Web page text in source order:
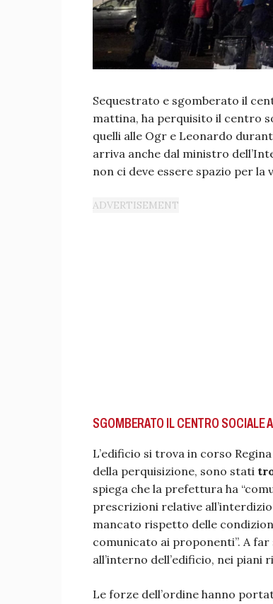
Sequestrato e sgomberato il
mattina, ha perquisito il centro
quelli alle Ogr e Leonardo
arriva anche dal ministro
non ci deve essere spazio per la
SGOMBERATO IL CENTRO SOCIALE
L’edificio si trova in corso
della perquisizione, sono stati
spiega che la prefettura ha
prescrizioni relative
mancato rispetto delle
comunicato ai proponenti”. A
all’interno dell’edificio, nei piani
Le forze dell’ordine hanno